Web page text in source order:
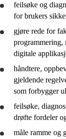
feilsøke og
for brukers
gjøre rede for
programmering,
digitale
håndtere,
gjeldende
som forbygger
feilsøke,
drøfte fordeler
måle ramme og